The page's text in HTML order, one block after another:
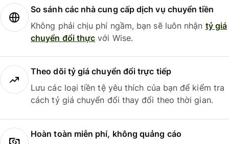
So sánh các nhà cung cấp dịch vụ chuyển tiền
Không phải chịu phí ngầm, bạn sẽ luôn nhận tỷ giá
chuyển đổi thực với Wise.
Theo dõi tỷ giá chuyển đổi trực tiếp
Lưu các loại tiền tệ yêu thích của bạn để kiểm tra
cách tỷ giá chuyển đổi thay đổi theo thời gian.
Hoàn toàn miễn phí, không quảng cáo